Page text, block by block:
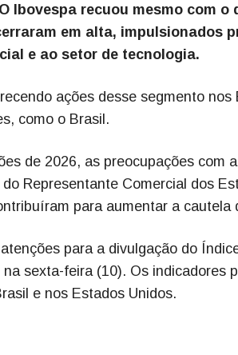
O Ibovespa recuou mesmo com o
em alta, impulsionados
e ao setor de tecnologia.
ações desse segmento nos
como o Brasil.
de 2026, as preocupações com
Representante Comercial dos
para aumentar a cautela
para a divulgação do
sexta-feira (10). Os indicadores
e nos Estados Unidos.